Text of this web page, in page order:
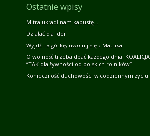
Ostatnie wpisy
Mitra ukradł nam kapustę…
Działać dla idei
Wyjdź na górkę, uwolnij się z Matrixa
O wolność trzeba dbać każdego dnia. KOALICJA
“TAK dla żywności od polskich rolników”
Konieczność duchowości w codziennym życiu